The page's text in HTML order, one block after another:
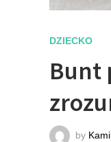
DZIECKO
Bunt
by